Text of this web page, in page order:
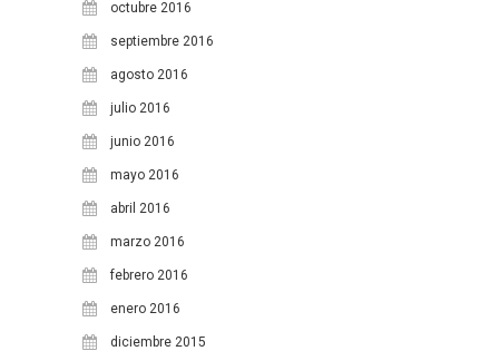
octubre 2016
septiembre 2016
agosto 2016
julio 2016
junio 2016
mayo 2016
abril 2016
marzo 2016
febrero 2016
enero 2016
diciembre 2015